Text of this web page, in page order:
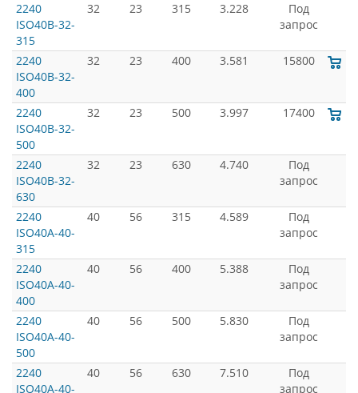
2240
ISO40B-32-
315
32 23 315 3.228
Под
запрос
2240
ISO40B-32-
400
32 23 400 3.581 15800
2240
ISO40B-32-
500
32 23 500 3.997 17400
2240
ISO40B-32-
630
32 23 630 4.740
Под
запрос
2240
ISO40A-40-
315
40 56 315 4.589
Под
запрос
2240
ISO40A-40-
400
40 56 400 5.388
Под
запрос
2240
ISO40A-40-
500
40 56 500 5.830
Под
запрос
2240
ISO40A-40-
40 56 630 7.510
Под
запрос